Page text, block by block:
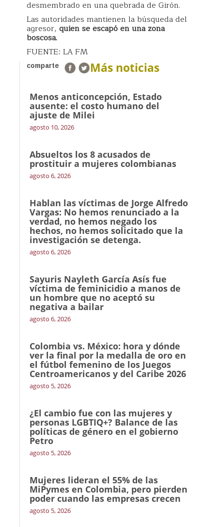
desmembrado en una quebrada de Girón.
Las autoridades mantienen la búsqueda del
agresor, quien se escapó en una zona
boscosa.
FUENTE: LA FM
comparte Más noticias
Menos anticoncepción, Estado
ausente: el costo humano del
ajuste de Milei
agosto 10, 2026
Absueltos los 8 acusados de
prostituir a mujeres colombianas
agosto 6, 2026
Hablan las víctimas de Jorge Alfredo
Vargas: No hemos renunciado a la
verdad, no hemos negado los
hechos, no hemos solicitado que la
investigación se detenga.
agosto 6, 2026
Sayuris Nayleth García Asís fue
víctima de feminicidio a manos de
un hombre que no aceptó su
negativa a bailar
agosto 6, 2026
Colombia vs. México: hora y dónde
ver la final por la medalla de oro en
el fútbol femenino de los Juegos
Centroamericanos y del Caribe 2026
agosto 5, 2026
¿El cambio fue con las mujeres y
personas LGBTIQ+? Balance de las
políticas de género en el gobierno
Petro
agosto 5, 2026
Mujeres lideran el 55% de las
MiPymes en Colombia, pero pierden
poder cuando las empresas crecen
agosto 5, 2026